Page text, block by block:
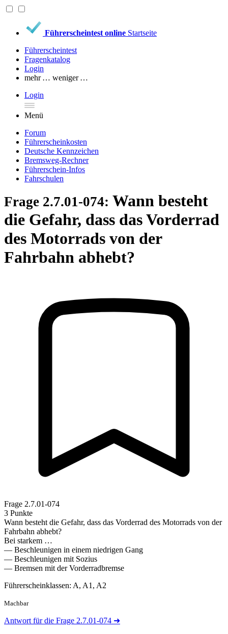
Führerscheintest online Startseite
Führerscheintest
Fragenkatalog
Login
mehr … weniger …
Login
Menü
Forum
Führerscheinkosten
Deutsche Kennzeichen
Bremsweg-Rechner
Führerschein-Infos
Fahrschulen
Frage 2.7.01-074: Wann besteht
die Gefahr, dass das Vorderrad
des Motorrads von der
Fahrbahn abhebt?
Frage 2.7.01-074
3 Punkte
Wann besteht die Gefahr, dass das Vorderrad des Motorrads von der
Fahrbahn abhebt?
Bei starkem …
— Beschleunigen in einem niedrigen Gang
— Beschleunigen mit Sozius
— Bremsen mit der Vorderradbremse
Führerscheinklassen: A, A1, A2
Machbar
Antwort für die Frage 2.7.01-074 ➜